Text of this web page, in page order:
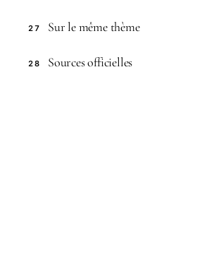
27 Sur le même thème
28 Sources officielles